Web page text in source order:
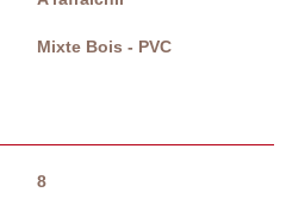
Mixte Bois - PVC
8